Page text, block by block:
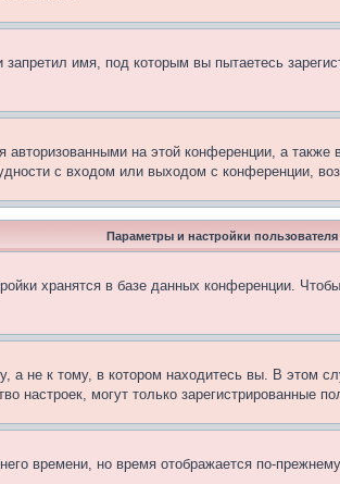
имя, под которым вы пытаетесь
на этой конференции, а
с входом или выходом с конференции,
Параметры и настройки пользователя
хранятся в базе данных конференции.
не к тому, в котором находитесь вы. В этом
настроек, могут только зарегистрированные
времени, но время отображается по-